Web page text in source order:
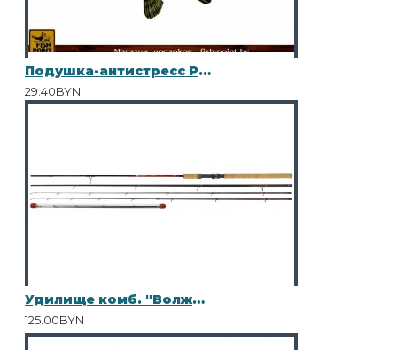
Подушка-антистресс Рыба "КАРАСЬ" мал.
29.40BYN
Удилище комб. "Волжанка Фидер Матч" 3,3 м (секций 3+3+1) тест до 90/25гр (IM7)
125.00BYN